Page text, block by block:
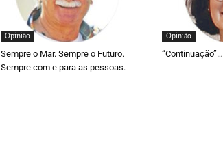
Opinião
Sempre o Mar. Sempre o Futuro.
Sempre com e para as pessoas.
Opinião
“Continuação”…